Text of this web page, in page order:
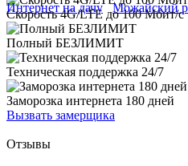
Интернет на дачу/ Можайский
Скорость 4G/LTE до100 Мбит/с
Полный БЕЗЛИМИТ
Техническая поддержка 24/7
Заморозка интернета 180 дней
Вызвать замерщика
Отзывы